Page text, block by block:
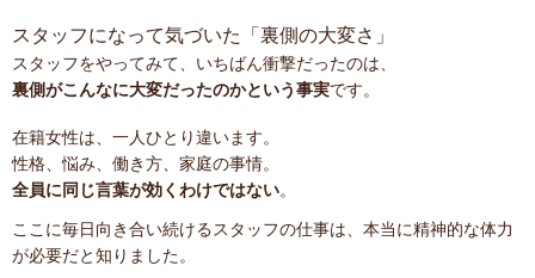
スタッフになって気づいた「裏側の大変さ」
スタッフをやってみて、いちばん衝撃だったのは、
裏側がこんなに大変だったのかという事実です。
在籍女性は、一人ひとり違います。
性格、悩み、働き方、家庭の事情。
全員に同じ言葉が効くわけではない。
ここに毎日向き合い続けるスタッフの仕事は、本当に精神的な体力
が必要だと知りました。